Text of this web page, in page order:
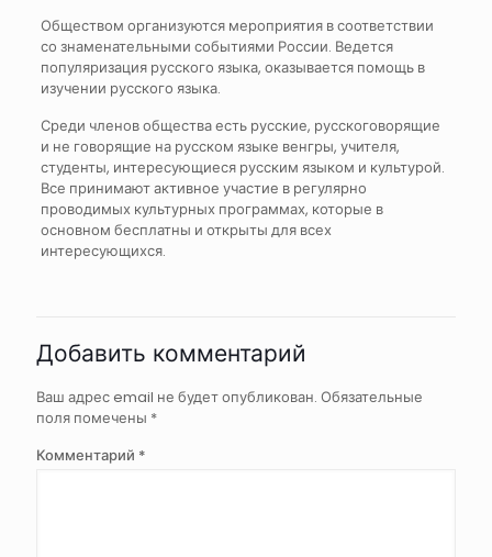
Обществом организуются мероприятия в соответствии
со знаменательными событиями России. Ведется
популяризация русского языка, оказывается помощь в
изучении русского языка.
Среди членов общества есть русские, русскоговорящие
и не говорящие на русском языке венгры, учителя,
студенты, интересующиеся русским языком и культурой.
Все принимают активное участие в регулярно
проводимых культурных программах, которые в
основном бесплатны и открыты для всех
интересующихся.
Добавить комментарий
Ваш адрес email не будет опубликован. Обязательные
поля помечены *
Комментарий *